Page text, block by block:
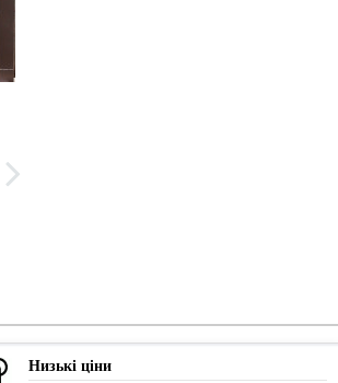
Низькі ціни